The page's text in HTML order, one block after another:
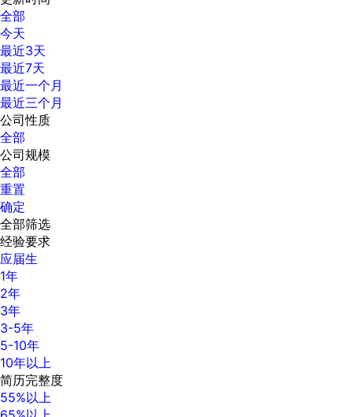
全部
今天
最近3天
最近7天
最近一个月
最近三个月
公司性质
全部
公司规模
全部
重置
确定
全部筛选
经验要求
应届生
1年
2年
3年
3-5年
5-10年
10年以上
简历完整度
55%以上